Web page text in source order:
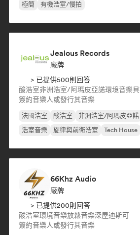
極簡
有機浩室/慢拍
Jealous Records
廠牌
> 已提供500則回答
酸浩室非洲浩室/阿瑪皮亞諾環境音樂
簽約音樂人或發行其音樂
法國浩室 酸浩室 非洲浩室/阿瑪皮亞諾
浩室音樂
旋律與前衛浩室 Tech House
66Khz Audio
廠牌
> 已提供200則回答
酸浩室環境音樂放鬆音樂深屋迪斯可
簽約音樂人或發行其音樂